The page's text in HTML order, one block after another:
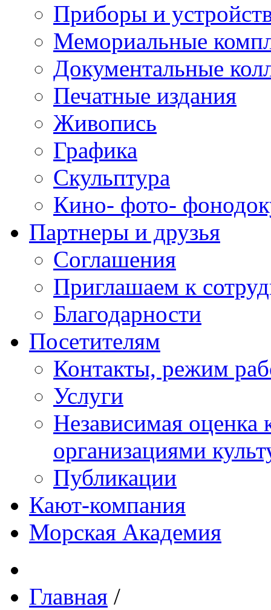
Приборы и
Мемориальные
Документальные
Печатные издания
Живопись
Графика
Скульптура
Кино- фото-
Партнеры и друзья
Соглашения
Приглашаем к
Благодарности
Посетителям
Контакты, режим
Услуги
Независимая оценка
организациями
Публикации
Кают-компания
Морская Академия
Главная /